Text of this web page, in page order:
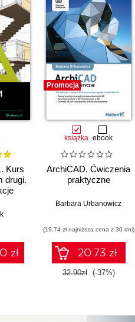
Kurs
drugi.
zł
Promocja
książka ebook
ArchiCAD. Ćwiczenia
praktyczne
Barbara Urbanowicz
(19,74 zł najniższa cena z 30 dni)
20.73 zł
32.90zł (-37%)